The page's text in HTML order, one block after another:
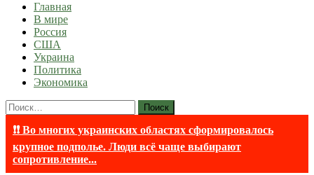
lentaruss
lentaruss — Новости
Главная
В мире
Россия
США
Украина
Политика
Экономика
Найти:
❗❗ Во многих украинских областях сформировалось
крупное подполье. Люди всё чаще выбирают
сопротивление...